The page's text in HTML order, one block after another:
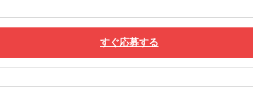
すぐ応募する